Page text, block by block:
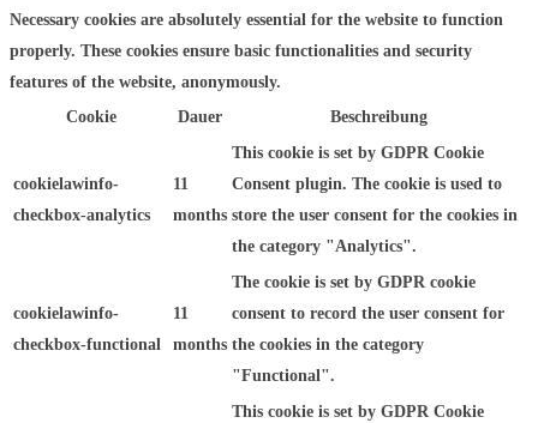
Necessary cookies are absolutely essential for the website to function
properly. These cookies ensure basic functionalities and security
features of the website, anonymously.
Cookie
Dauer Beschreibung
cookielawinfo-
checkbox-analytics
11
months
This cookie is set by GDPR Cookie
Consent plugin. The cookie is used to
store the user consent for the cookies in
the category "Analytics".
cookielawinfo-
checkbox-functional
11
months
The cookie is set by GDPR cookie
consent to record the user consent for
the cookies in the category
"Functional".
This cookie is set by GDPR Cookie